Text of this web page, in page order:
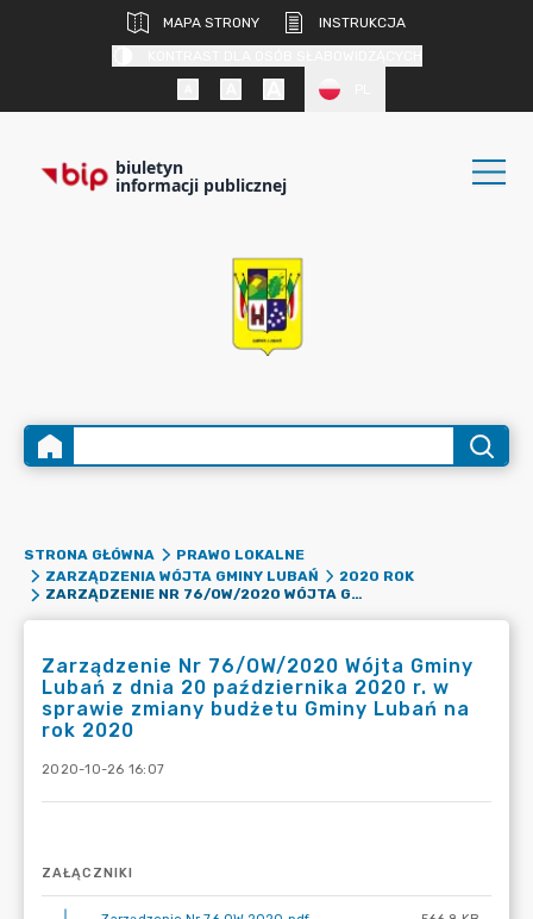
MAPA STRONY
INSTRUKCJA
biuletyn
informacji publicznej
STRONA GŁÓWNA
PRAWO LOKALNE
ZARZĄDZENIA WÓJTA GMINY LUBAŃ
2020 ROK
ZARZĄDZENIE NR 76/OW/2020 WÓJTA GMINY LUBAŃ Z DNIA 20 PAŹDZIERNIKA 2020 R. W SPRAWIE ZMIANY BUDŻETU GMINY LUBAŃ NA ROK 2020
Zarządzenie Nr 76/OW/2020 Wójta Gminy
Lubań z dnia 20 października 2020 r. w
sprawie zmiany budżetu Gminy Lubań na
rok 2020
2020-10-26 16:07
ZAŁĄCZNIKI